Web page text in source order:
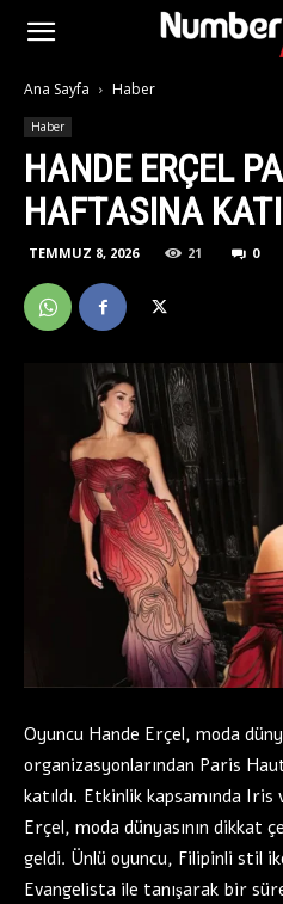
Ana Sayfa Haber
Haber
HANDE ERÇEL
HAFTASINA
TEMMUZ 8, 2026 21 0
Oyuncu Hande Erçel, moda
organizasyonlarından Paris
katıldı. Etkinlik kapsamında
Erçel, moda dünyasının dikkat
geldi. Ünlü oyuncu, Filipinli stil
Evangelista ile tanışarak bir